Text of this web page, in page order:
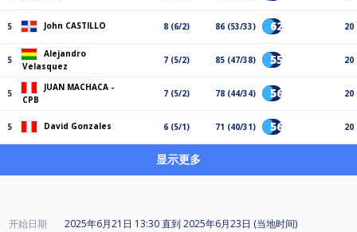
5 John CASTILLO 8 (6/2) 86 (53/33) 62% 20
5
Alejandro
Velasquez
7 (5/2) 85 (47/38) 55% 20
5
JUAN MACHACA -
CPB
7 (5/2) 78 (44/34) 56% 20
5 David Gonzales 6 (5/1) 71 (40/31) 56% 20
显示更多
开始日期 2025年6月21日 13:30直到2025年6月23日 (当地时间)